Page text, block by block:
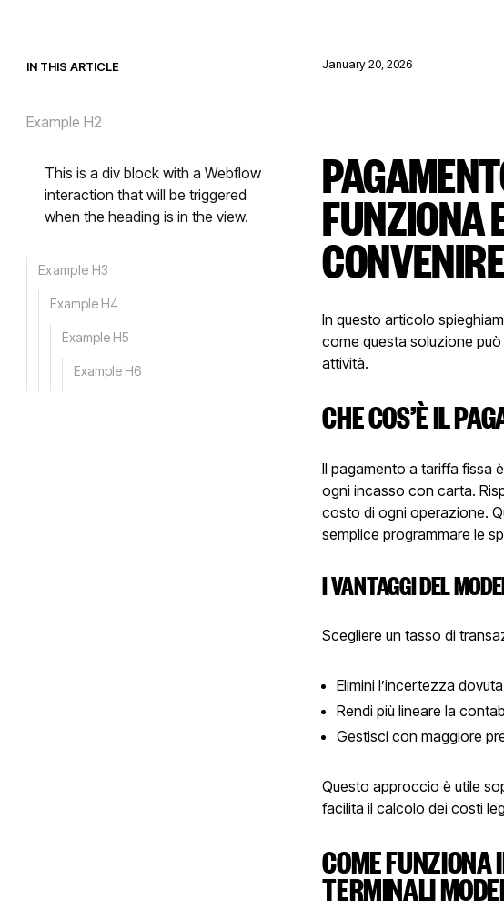
IN THIS ARTICLE
Example H2
This is a div block with a Webflow
interaction that will be triggered
when the heading is in the view.
Example H3
Example H4
Example H5
Example H6
January 20, 2026
FUNZIONA
In questo articolo
come questa soluzione
attività.
CHE COS’È IL
Il pagamento a tariffa fissa
ogni incasso con carta.
costo di ogni operazione.
semplice programmare le
I VANTAGGI DEL
Scegliere un tasso di
Elimini l’incertezza
Rendi più lineare la
Gestisci con maggiore
Questo approccio è utile
facilita il calcolo dei costi
COME FUNZIONA
TERMINALI